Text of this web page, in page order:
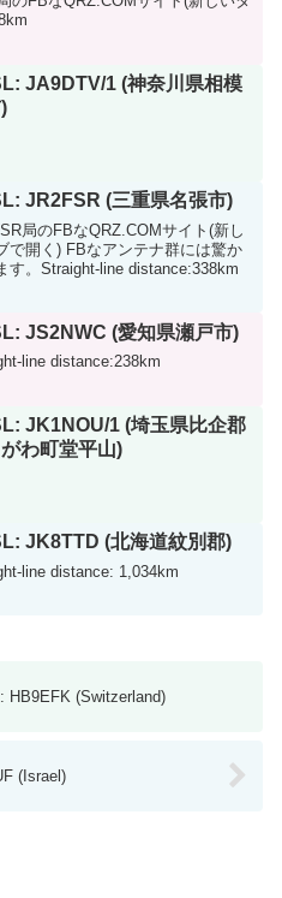
JA9DTV/1 (神奈川県相模
JR2FSR (三重県名張市)
局のFBなQRZ.COMサイト(新し
で開く) FBなアンテナ群には驚か
す。Straight-line distance:338km
JS2NWC (愛知県瀬戸市)
line distance:238km
JK1NOU/1 (埼玉県比企郡
わ町堂平山)
JK8TTD (北海道紋別郡)
line distance: 1,034km
HB9EFK (Switzerland)
(Israel)